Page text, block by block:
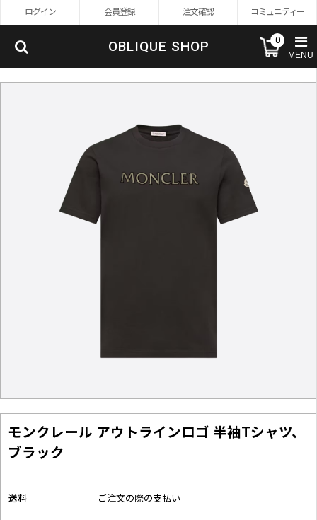
ログイン 会員登録 注文確認 コミュニティー
OBLIQUE SHOP 0
MENU
モンクレール アウトラインロゴ 半袖Tシャツ、
ブラック
送料 ご注文の際の支払い